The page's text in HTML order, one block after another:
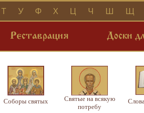
Т У Ф Х Ц Ч Ш Щ
Реставрация Доски
Соборы святых
Святые на всякую
потребу